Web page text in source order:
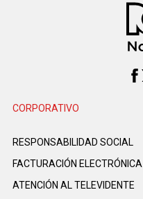
CORPORATIVO
RESPONSABILIDAD SOCIAL
FACTURACIÓN ELECTRÓNICA
ATENCIÓN AL TELEVIDENTE